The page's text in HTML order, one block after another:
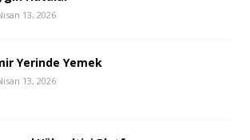
13, 2026
Yerinde Yemek
13, 2026